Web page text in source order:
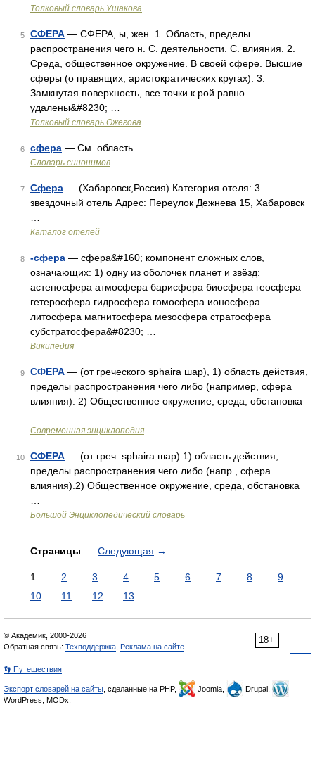
Толковый словарь Ушакова
5 СФЕРА — СФЕРА, ы, жен. 1. Область, пределы
распространения чего н. С. деятельности. С. влияния. 2.
Среда, общественное окружение. В своей сфере. Высшие
сферы (о правящих, аристократических кругах). 3.
Замкнутая поверхность, все точки к рой равно
удалены&#8230; …
Толковый словарь Ожегова
6 сфера — См. область …
Словарь синонимов
7 Сфера — (Хабаровск,Россия) Категория отеля: 3
звездочный отель Адрес: Переулок Дежнева 15, Хабаровск
Каталог отелей
8 -сфера — сфера&#160; компонент сложных слов,
означающих: 1) одну из оболочек планет и звёзд:
астеносфера атмосфера барисфера биосфера геосфера
гетеросфера гидросфера гомосфера ионосфера
литосфера магнитосфера мезосфера стратосфера
субстратосфера&#8230; …
Википедия
9 СФЕРА — (от греческого sphaira шар), 1) область действия,
пределы распространения чего либо (например, сфера
влияния). 2) Общественное окружение, среда, обстановка
Современная энциклопедия
10 СФЕРА — (от греч. sphaira шар) 1) область действия,
пределы распространения чего либо (напр., сфера
влияния).2) Общественное окружение, среда, обстановка
Большой Энциклопедический словарь
Страницы Следующая →
1 2 3 4 5 6 7 8
9
10
11 12 13
18+
© Академик, 2000-2026
Обратная связь: Техподдержка Реклама на сайте
👣 Путешествия
Экспорт словарей на сайты , сделанные на PHP, Joomla,
Drupal,
WordPress, MODx.